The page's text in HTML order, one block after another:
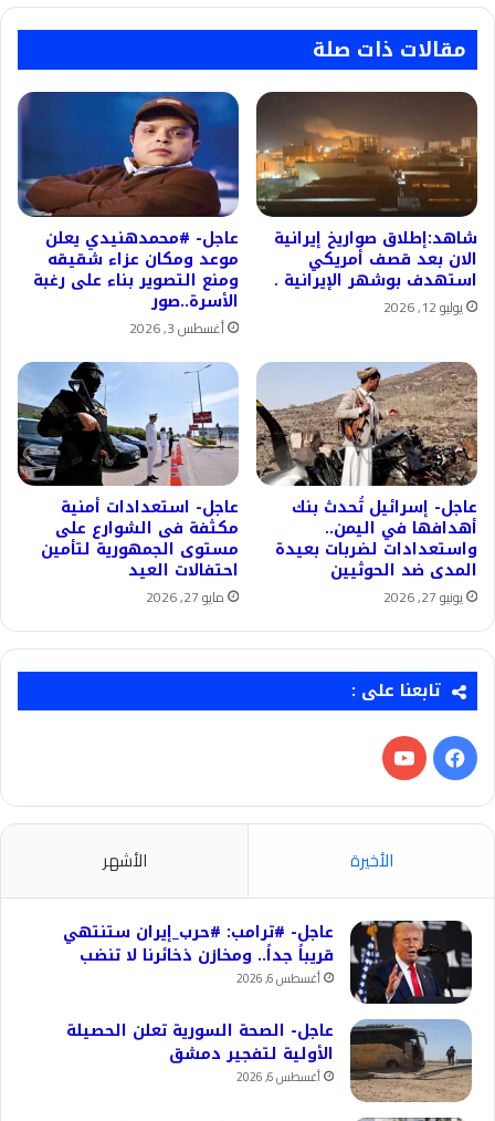
مقالات ذات صلة
شاهد:إطلاق صواريخ إيرانية
الان بعد قصف أمريكي
استهدف بوشهر الإيرانية .
يوليو 12, 2026
عاجل- #محمدهنيدي يعلن
موعد ومكان عزاء شقيقه
ومنع التصوير بناء على رغبة
الأسرة..صور
أغسطس 3, 2026
عاجل- إسرائيل تُحدث بنك
أهدافها في اليمن..
واستعدادات لضربات بعيدة
المدى ضد الحوثيين
يونيو 27, 2026
عاجل- استعدادات أمنية
مكثفة فى الشوارع على
مستوى الجمهورية لتأمين
احتفالات العيد
مايو 27, 2026
تابعنا على :
فيسبوك‫YouTube
الأخيرة الأشهر
عاجل- #ترامب: #حرب_إيران ستنتهي
قريباً جداً.. ومخازن ذخائرنا لا تنضب
أغسطس 6, 2026
عاجل- الصحة السورية تعلن الحصيلة
الأولية لتفجير دمشق
أغسطس 6, 2026